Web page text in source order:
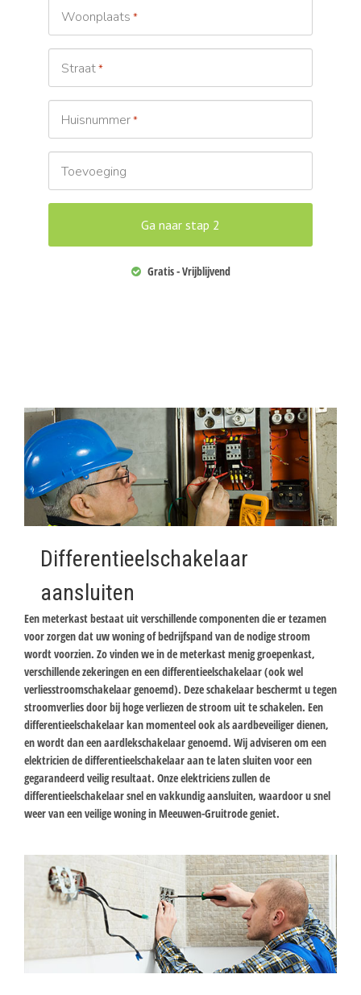
Woonplaats *
Straat*
Huisnummer*
Toevoeging
Gratis - Vrijblijvend
Differentieelschakelaar
aansluiten
Een meterkast bestaat uit verschillende componenten die er tezamen
voor zorgen dat uw woning of bedrijfspand van de nodige stroom
wordt voorzien. Zo vinden we in de meterkast menig groepenkast,
verschillende zekeringen en een differentieelschakelaar (ook wel
verliesstroomschakelaar genoemd). Deze schakelaar beschermt u tegen
stroomverlies door bij hoge verliezen de stroom uit te schakelen. Een
differentieelschakelaar kan momenteel ook als aardbeveiliger dienen,
en wordt dan een aardlekschakelaar genoemd. Wij adviseren om een
elektricien de differentieelschakelaar aan te laten sluiten voor een
gegarandeerd veilig resultaat. Onze elektriciens zullen de
differentieelschakelaar snel en vakkundig aansluiten, waardoor u snel
weer van een veilige woning in Meeuwen-Gruitrode geniet.